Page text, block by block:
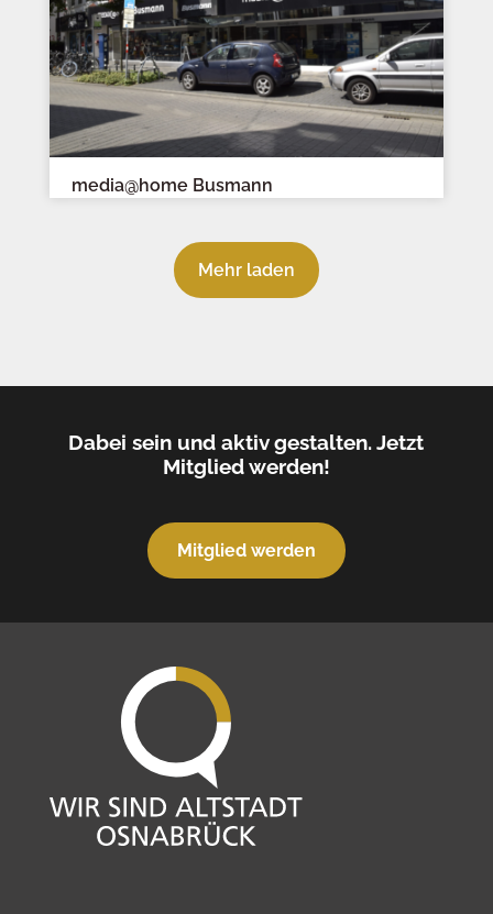
media@home Busmann
Mehr laden
Dabei sein und aktiv gestalten. Jetzt
Mitglied werden!
Mitglied werden